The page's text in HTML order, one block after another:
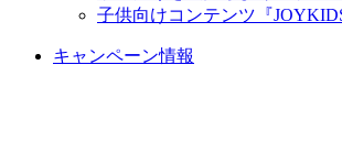
子供向けコンテンツ『
キャンペーン情報